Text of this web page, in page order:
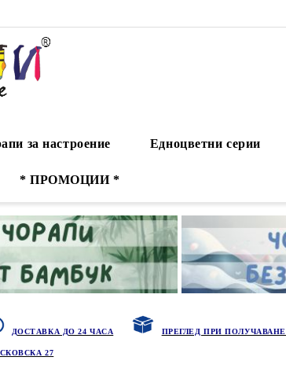
за настроение Едноцветни серии
* ПРОМОЦИИ *
ДОСТАВКА ДО 24 ЧАСА ПРЕГЛЕД ПРИ ПОЛУЧАВАНЕ
27